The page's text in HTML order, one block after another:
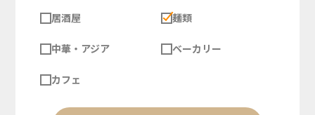
居酒屋 麺類
中華・アジア ベーカリー
カフェ